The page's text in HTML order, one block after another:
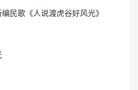
民歌《人说渡虎谷好风光》